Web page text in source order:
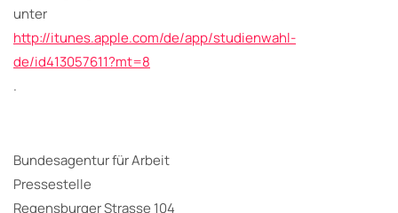
unter
http://itunes.apple.com/de/app/studienwahl-
de/id413057611?mt=8
.
Bundesagentur für Arbeit
Pressestelle
Regensburger Strasse 104